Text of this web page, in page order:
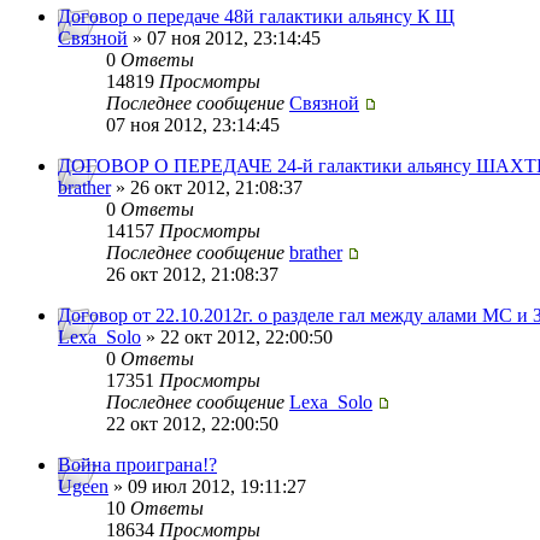
Договор о передаче 48й галактики альянсу К Щ
Связной » 07 ноя 2012, 23:14:45
0 Ответы
14819 Просмотры
Последнее сообщение Связной
07 ноя 2012, 23:14:45
ДОГОВОР О ПЕРЕДАЧЕ 24-й галактики альянсу
brather» 26 окт 2012, 21:08:37
0 Ответы
14157 Просмотры
Последнее сообщение brather
26 окт 2012, 21:08:37
Договор от 22.10.2012г. о разделе гал между алами МС и
Lexa_Solo » 22 окт 2012, 22:00:50
0 Ответы
17351 Просмотры
Последнее сообщение Lexa_Solo
22 окт 2012, 22:00:50
Война проиграна!?
Ugeen » 09 июл 2012, 19:11:27
10 Ответы
18634 Просмотры